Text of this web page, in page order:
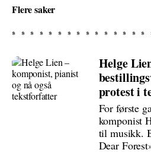
Flere saker
Helge
protest i
For første
komponist
til musikk.
Dear